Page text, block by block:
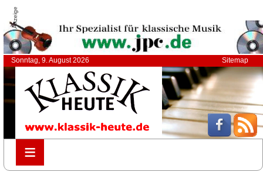
Anzeige
Sonntag, 9. August 2026 Sitemap
≡
≡